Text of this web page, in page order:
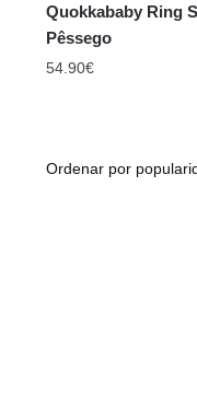
Quokkababy Ring
Pêssego
54.90€